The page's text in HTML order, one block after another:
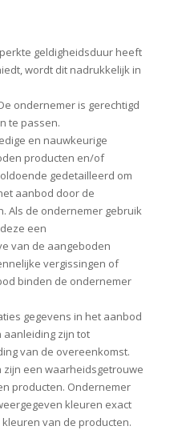
geldigheidsduur heeft
wordt dit nadrukkelijk in
ondernemer is gerechtigd
te passen.
en nauwkeurige
producten en/of
gedetailleerd om
aanbod door de
Als de ondernemer gebruik
een
van de aangeboden
vergissingen of
binden de ondernemer
gegevens in het aanbod
aanleiding zijn tot
van de overeenkomst.
een waarheidsgetrouwe
producten. Ondernemer
kleuren exact
van de producten.